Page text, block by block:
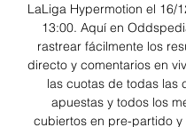
LaLiga Hypermotion el 16/
13:00. Aquí en
rastrear fácilmente los
directo y comentarios en
las cuotas de todas las
apuestas y todos los
cubiertos en pre-partido y